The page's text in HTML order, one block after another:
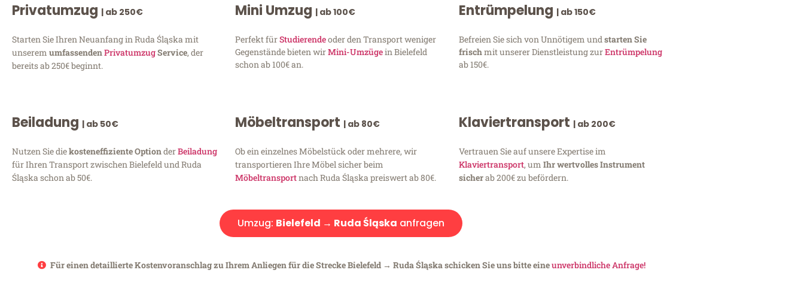
Privatumzug | ab 250€
Starten Sie Ihren Neuanfang in Ruda Śląska mit
unserem umfassendenPrivatumzugService, der
bereits ab 250€ beginnt.
Mini Umzug | ab 100€
Perfekt fürStudierendeoder den Transport weniger
Gegenstände bieten wirMini-Umzügein Bielefeld
schon ab 100€ an.
Entrümpelung | ab 150€
Befreien Sie sich von Unnötigem und starten Sie
frischmit unserer Dienstleistung zurEntrümpelung
ab 150€.
Beiladung | ab 50€
Nutzen Sie diekosteneffiziente OptionderBeiladung
für Ihren Transport zwischen Bielefeld und Ruda
Śląska schon ab 50€.
Möbeltransport | ab 80€
Ob ein einzelnes Möbelstück oder mehrere, wir
transportieren Ihre Möbel sicher beim
Möbeltransportnach Ruda Śląska preiswert ab 80€.
Klaviertransport | ab 200€
Vertrauen Sie auf unsere Expertise im
Klaviertransport, um Ihr wertvolles Instrument
sicherab 200€ zu befördern.
Umzug: Bielefeld → Ruda Śląska anfragen
Für einen detaillierte Kostenvoranschlag zu Ihrem Anliegen für die Strecke Bielefeld → Ruda Śląska schicken Sie uns bitte eineunverbindliche Anfrage!